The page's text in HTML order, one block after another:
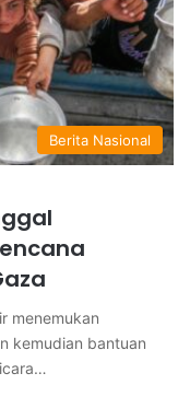
Berita Nasional
menemukan
kemudian bantuan